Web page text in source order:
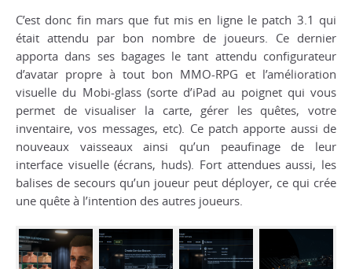
C’est donc fin mars que fut mis en ligne le patch 3.1 qui
était attendu par bon nombre de joueurs. Ce dernier
apporta dans ses bagages le tant attendu configurateur
d’avatar propre à tout bon MMO-RPG et l’amélioration
visuelle du Mobi-glass (sorte d’iPad au poignet qui vous
permet de visualiser la carte, gérer les quêtes, votre
inventaire, vos messages, etc). Ce patch apporte aussi de
nouveaux vaisseaux ainsi qu’un peaufinage de leur
interface visuelle (écrans, huds). Fort attendues aussi, les
balises de secours qu’un joueur peut déployer, ce qui crée
une quête à l’intention des autres joueurs.